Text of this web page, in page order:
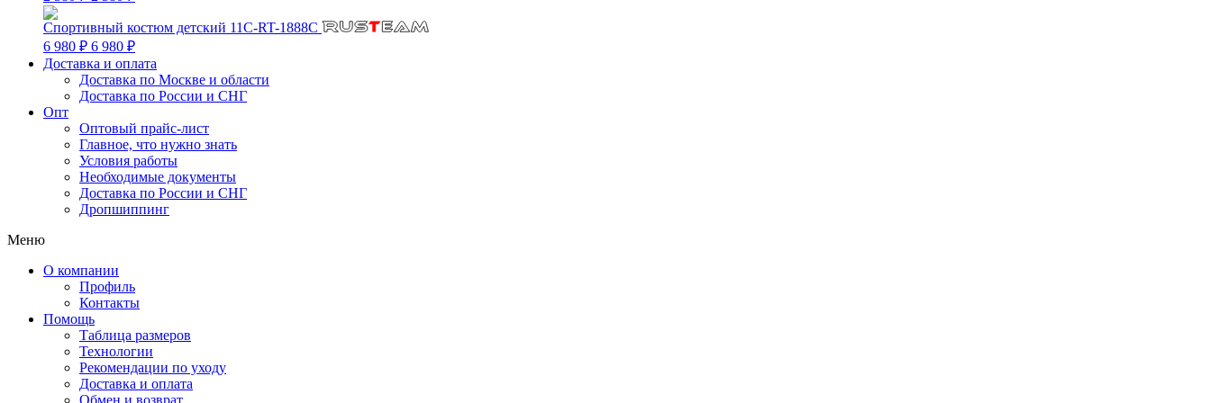
Спортивный костюм детский 11C-RT-1888C
6 980 ₽ 6 980 ₽
Доставка и оплата
Доставка по Москве и области
Доставка по России и СНГ
Опт
Оптовый прайс-лист
Главное, что нужно знать
Условия работы
Необходимые документы
Доставка по России и СНГ
Дропшиппинг
Меню
О компании
Профиль
Контакты
Помощь
Таблица размеров
Технологии
Рекомендации по уходу
Доставка и оплата
Обмен и возврат